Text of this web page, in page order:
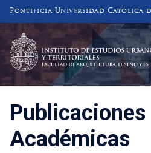
Pontificia Universidad Católica
INSTITUTO DE
Y TERRITORIALES
FACULTAD DE ARQUITECTURA,
Publicaciones
Académicas